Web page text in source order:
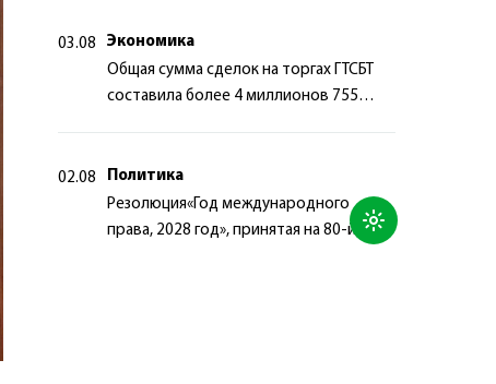
03.08
Экономика
Общая сумма сделок на торгах ГТСБТ
составила более 4 миллионов 755
02.08
Политика
Резолюция«Год международного
права, 2028 год», принятая на 80-й